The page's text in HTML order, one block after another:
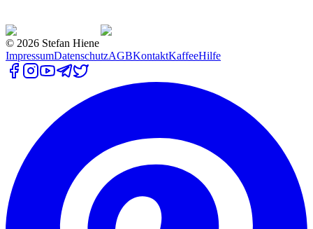
© 2026 Stefan Hiene
ImpressumDatenschutzAGBKontaktKaffeeHilfe